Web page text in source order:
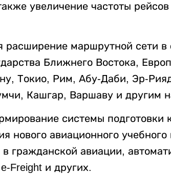
увеличение частоты
расширение маршрутной сети
Ближнего Востока,
Токио, Рим, Абу-Даби, Эр-
Кашгар, Варшаву и другим
системы подготовки
нового авиационного
гражданской авиации,
Freight и других.